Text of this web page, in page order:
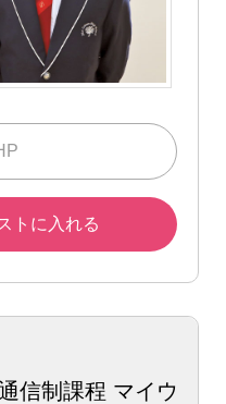
トに入れる
信制課程 マイウ